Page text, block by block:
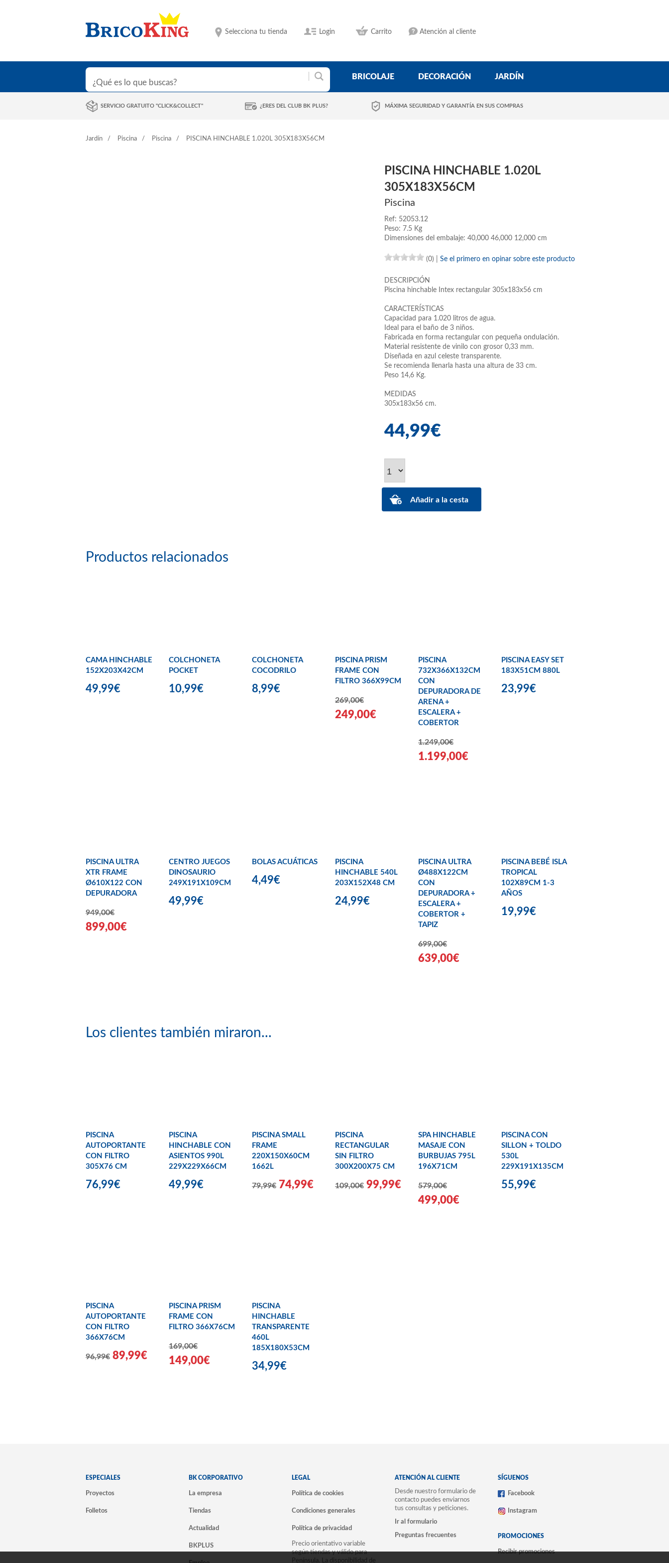
Selecciona tu tienda Login Carrito Atención al cliente
BRICOLAJE DECORACIÓN JARDÍN
SERVICIO GRATUITO "CLICK&COLLECT" ¿ERES DEL CLUB BK PLUS? MÁXIMA SEGURIDAD Y GARANTÍA EN SUS COMPRAS
Jardín Piscina Piscina PISCINA HINCHABLE 1.020L 305X183X56CM
PISCINA HINCHABLE 1.020L
305X183X56CM
Piscina
Ref: 52053.12
Peso: 7.5 Kg
Dimensiones del embalaje: 40,000 46,000 12,000 cm
(0) Se el primero en opinar sobre este producto
DESCRIPCIÓN
Piscina hinchable Intex rectangular 305x183x56 cm
CARACTERÍSTICAS
Capacidad para 1.020 litros de agua.
Ideal para el baño de 3 niños.
Fabricada en forma rectangular con pequeña ondulación.
Material resistente de vinilo con grosor 0,33 mm.
Diseñada en azul celeste transparente.
Se recomienda llenarla hasta una altura de 33 cm.
Peso 14,6 Kg.
MEDIDAS
305x183x56 cm.
44,99€
Productos relacionados
CAMA HINCHABLE
152X203X42CM
49,99€
COLCHONETA
POCKET
10,99€
COLCHONETA
COCODRILO
8,99€
PISCINA PRISM
FRAME CON
FILTRO 366X99CM
269,00€
249,00€
PISCINA
732X366X132CM
CON
DEPURADORA DE
ARENA +
ESCALERA +
COBERTOR
1.249,00€
1.199,00€
PISCINA EASY SET
183X51CM 880L
23,99€
PISCINA ULTRA
XTR FRAME
Ø610X122 CON
DEPURADORA
949,00€
899,00€
CENTRO JUEGOS
DINOSAURIO
249X191X109CM
49,99€
BOLAS ACUÁTICAS
4,49€
PISCINA
HINCHABLE 540L
203X152X48 CM
24,99€
PISCINA ULTRA
Ø488X122CM
CON
DEPURADORA +
ESCALERA +
COBERTOR +
TAPIZ
699,00€
639,00€
PISCINA BEBÉ ISLA
TROPICAL
102X89CM 1-3
AÑOS
19,99€
Los clientes también miraron...
PISCINA
AUTOPORTANTE
CON FILTRO
305X76 CM
76,99€
PISCINA
HINCHABLE CON
ASIENTOS 990L
229X229X66CM
49,99€
PISCINA SMALL
FRAME
220X150X60CM
1662L
79,99€ 74,99€
PISCINA
RECTANGULAR
SIN FILTRO
300X200X75 CM
109,00€ 99,99€
SPA HINCHABLE
MASAJE CON
BURBUJAS 795L
196X71CM
579,00€
499,00€
PISCINA CON
SILLON + TOLDO
530L
229X191X135CM
55,99€
PISCINA
AUTOPORTANTE
CON FILTRO
366X76CM
96,99€ 89,99€
PISCINA PRISM
FRAME CON
FILTRO 366X76CM
169,00€
149,00€
PISCINA
HINCHABLE
TRANSPARENTE
460L
185X180X53CM
34,99€
ESPECIALES
Proyectos
Folletos
BK CORPORATIVO
La empresa
Tiendas
Actualidad
BKPLUS
LEGAL
Política de cookies
Condiciones generales
Política de privacidad
Precio orientativo variable
según tiendas y válido para
Península. La disponibilidad de
ATENCIÓN AL CLIENTE
Desde nuestro formulario de
contacto puedes enviarnos
tus consultas y peticiones.
Ir al formulario
Preguntas frecuentes
SÍGUENOS
Facebook
Instagram
PROMOCIONES
Recibir promociones